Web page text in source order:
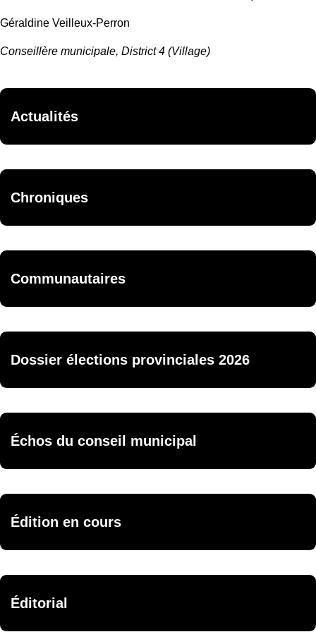
Géraldine Veilleux-Perron
Conseillère municipale, District 4 (Village)
Actualités
Chroniques
Communautaires
Dossier élections provinciales 2026
Échos du conseil municipal
Édition en cours
Éditorial